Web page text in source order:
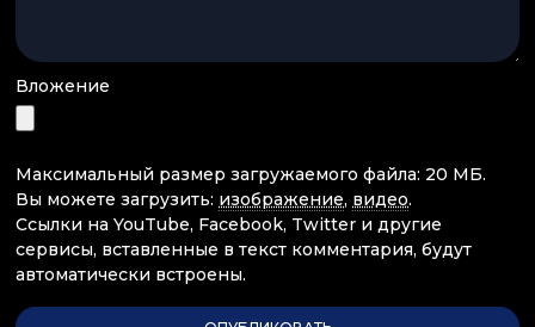
Вложение
Максимальный размер загружаемого файла: 20 МБ.
Вы можете загрузить: изображение, видео.
Ссылки на YouTube, Facebook, Twitter и другие
сервисы, вставленные в текст комментария, будут
автоматически встроены.